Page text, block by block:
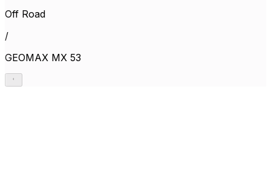
Off Road
/
GEOMAX MX 53